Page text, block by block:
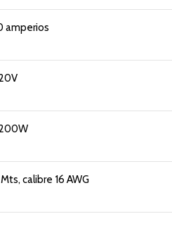
amperios
calibre 16 AWG